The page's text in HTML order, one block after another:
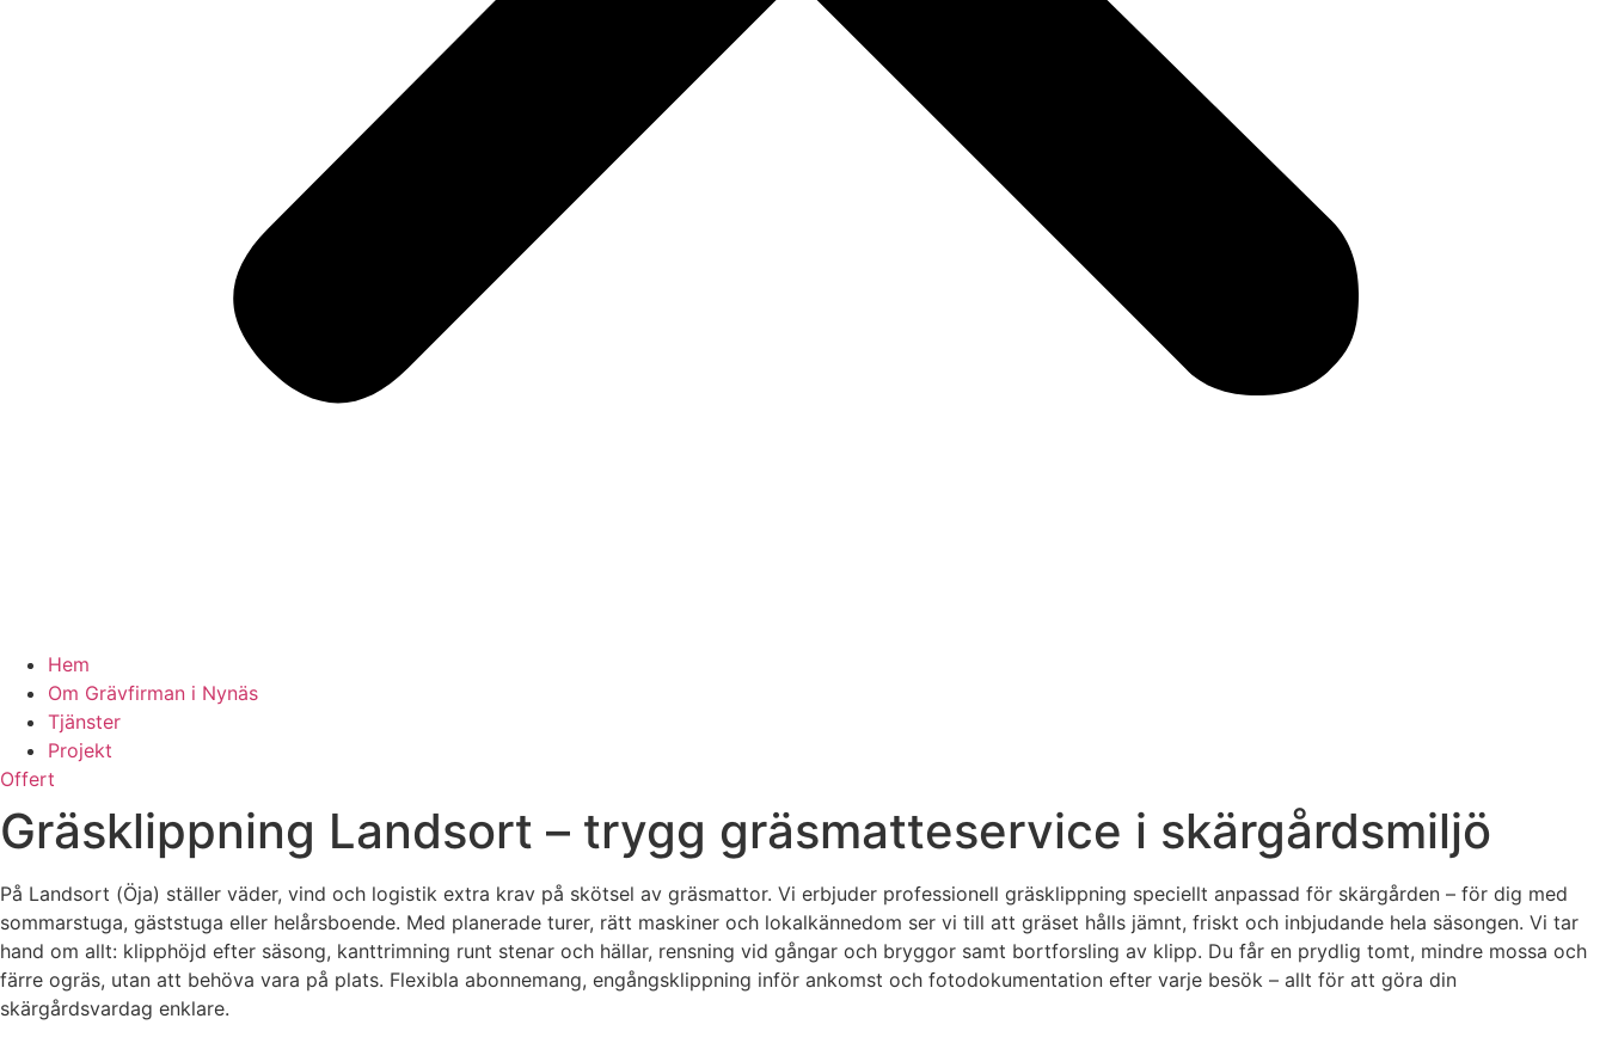
Hem
Om Grävfirman i Nynäs
Tjänster
Projekt
Offert
Gräsklippning Landsort – trygg gräsmatteservice i skärgårdsmiljö
På Landsort (Öja) ställer väder, vind och logistik extra krav på skötsel av gräsmattor. Vi erbjuder professionell gräsklippning speciellt anpassad för skärgården – för dig med
sommarstuga, gäststuga eller helårsboende. Med planerade turer, rätt maskiner och lokalkännedom ser vi till att gräset hålls jämnt, friskt och inbjudande hela säsongen. Vi tar
hand om allt: klipphöjd efter säsong, kanttrimning runt stenar och hällar, rensning vid gångar och bryggor samt bortforsling av klipp. Du får en prydlig tomt, mindre mossa och
färre ogräs, utan att behöva vara på plats. Flexibla abonnemang, engångsklippning inför ankomst och fotodokumentation efter varje besök – allt för att göra din
skärgårdsvardag enklare.